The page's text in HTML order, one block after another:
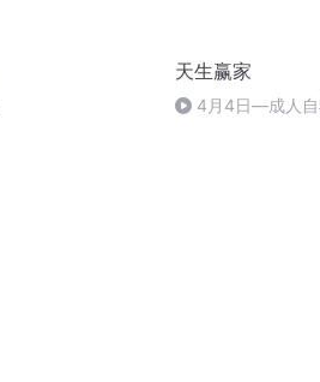
天生赢家
4月4日—成人自